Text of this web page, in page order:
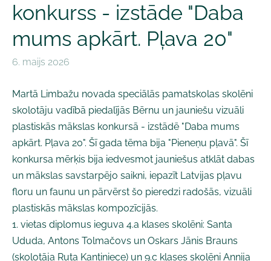
konkurss - izstāde "Daba
mums apkārt. Pļava 20"
6. maijs 2026
Martā Limbažu novada speciālās pamatskolas skolēni
skolotāju vadībā piedalījās Bērnu un jauniešu vizuāli
plastiskās mākslas konkursā - izstādē "Daba mums
apkārt. Pļava 20". Šī gada tēma bija "Pieneņu pļavā". Šī
konkursa mērķis bija iedvesmot jauniešus atklāt dabas
un mākslas savstarpējo saikni, iepazīt Latvijas pļavu
floru un faunu un pārvērst šo pieredzi radošās, vizuāli
plastiskās mākslas kompozīcijās.
1. vietas diplomus ieguva 4.a klases skolēni: Santa
Ududa, Antons Tolmačovs un Oskars Jānis Brauns
(skolotāja Ruta Kantiniece) un 9.c klases skolēni Annija